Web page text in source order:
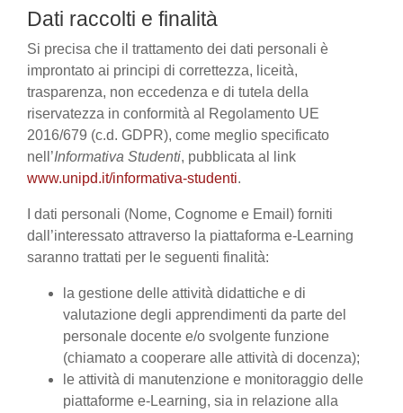
Dati raccolti e finalità
Si precisa che il trattamento dei dati personali è
improntato ai principi di correttezza, liceità,
trasparenza, non eccedenza e di tutela della
riservatezza in conformità al Regolamento UE
2016/679 (c.d. GDPR), come meglio specificato
nell’Informativa Studenti, pubblicata al link
www.unipd.it/informativa-studenti.
I dati personali (Nome, Cognome e Email) forniti
dall’interessato attraverso la piattaforma e-Learning
saranno trattati per le seguenti finalità:
la gestione delle attività didattiche e di
valutazione degli apprendimenti da parte del
personale docente e/o svolgente funzione
(chiamato a cooperare alle attività di docenza);
le attività di manutenzione e monitoraggio delle
piattaforme e-Learning, sia in relazione alla